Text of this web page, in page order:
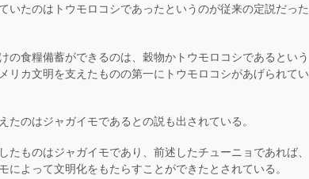
いたのはトウモロコシであったというのが従来の定説だった
の食糧備蓄ができるのは、穀物かトウモロコシであるという
リカ文明を支えたものの第一にトウモロコシがあげられてい
たのはジャガイモであるとの説も出されている。
たものはジャガイモであり、前述したチューニョであれば、
よって文明化をもたらすことができたとされている。